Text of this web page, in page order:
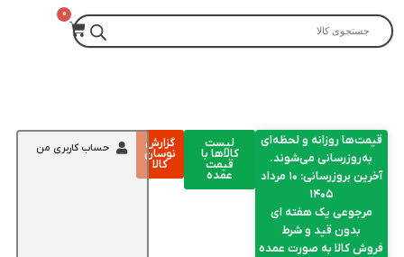
قیمت‌ها روزانه و لحظه‌ای
به‌روزرسانی می‌شوند.
آخرین بروزرسانی: ۱۰ مرداد
۱۴۰۵
مرجوعی یک هفته ای
بدون قید و شرط
فروش کالا به صورت عمده
لیست
کالاها با
قیمت
عمده
گزارش
نوسان
کالا
حساب کاربری من